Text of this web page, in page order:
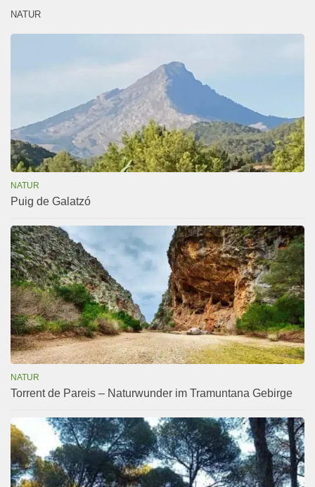
NATUR
NATUR
Puig de Galatzó
NATUR
Torrent de Pareis – Naturwunder im Tramuntana Gebirge